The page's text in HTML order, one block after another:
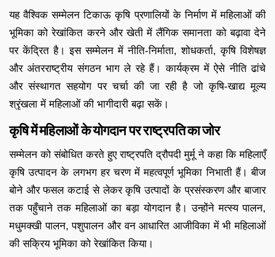
यह वैश्विक सम्मेलन टिकाऊ कृषि प्रणालियों के निर्माण में महिलाओं की
भूमिका को रेखांकित करने और खेती में लैंगिक समानता को बढ़ावा देने
पर केंद्रित है। इस सम्मेलन में नीति-निर्माता, शोधकर्ता, कृषि विशेषज्ञ
और अंतरराष्ट्रीय संगठन भाग ले रहे हैं। कार्यक्रम में ऐसे नीति ढांचे
और संस्थागत सहयोग पर चर्चा की जा रही है जो कृषि-खाद्य मूल्य
श्रृंखला में महिलाओं की भागीदारी बढ़ा सकें।
कृषि में महिलाओं के योगदान पर राष्ट्रपति का जोर
सम्मेलन को संबोधित करते हुए राष्ट्रपति द्रौपदी मुर्मू ने कहा कि महिलाएँ
कृषि उत्पादन के लगभग हर चरण में महत्वपूर्ण भूमिका निभाती हैं। बीज
बोने और फसल कटाई से लेकर कृषि उत्पादों के प्रसंस्करण और बाजार
तक पहुँचाने तक महिलाओं का बड़ा योगदान है। उन्होंने मत्स्य पालन,
मधुमक्खी पालन, पशुपालन और वन आधारित आजीविका में भी महिलाओं
की सक्रिय भूमिका को रेखांकित किया।